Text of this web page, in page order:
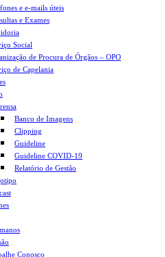
e e-mails úteis
e Exames
Social
de Procura de Órgãos – OPO
de Capelania
Banco de Imagens
Clipping
Guideline
Guideline COVID-19
Relatório de Gestão
Conosco